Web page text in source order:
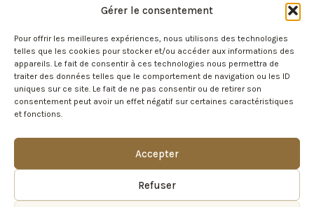
Gérer le consentement
Pour offrir les meilleures expériences, nous utilisons des technologies
telles que les cookies pour stocker et/ou accéder aux informations des
appareils. Le fait de consentir à ces technologies nous permettra de
traiter des données telles que le comportement de navigation ou les ID
uniques sur ce site. Le fait de ne pas consentir ou de retirer son
consentement peut avoir un effet négatif sur certaines caractéristiques
et fonctions.
Accepter
Refuser
Escape by Your Travel — l’art du voyage sur
mesure. Recevez nos plus belles idées
d’évasion et nos offres exclusives.